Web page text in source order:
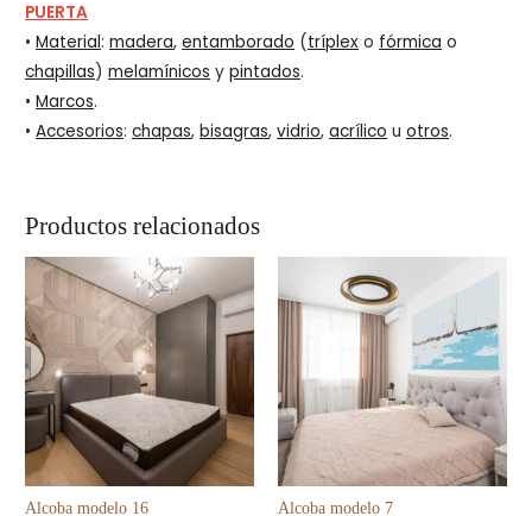
PUERTA
•Material:madera,entamborado (tríplex o fórmica o
chapillas)melamínicos ypintados.
•Marcos.
•Accesorios:chapas,bisagras,vidrio,acrílico uotros.
Productos relacionados
Alcoba modelo 16 Alcoba modelo 7